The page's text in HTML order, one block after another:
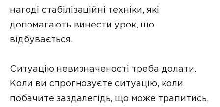
нагоді стабілізаційні техніки, які
допомагають винести урок, що
відбувається.
Ситуацію невизначеності треба долати.
Коли ви спрогнозуєте ситуацію, коли
побачите заздалегідь, що може трапитись,